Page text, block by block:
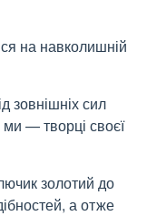
на навколишній
зовнішніх сил
— творці своєї
золотий до
а отже